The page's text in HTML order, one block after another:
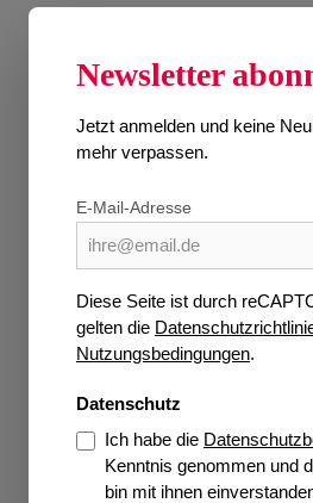
Romane
Tiere
Wissen
Jetzt vorbestellen
Newsletter
Jetzt anmelden und keine
mehr verpassen.
E-Mail-Adresse
Diese Seite ist durch
gelten die
Nutzungsbedingungen.
Datenschutz
Ich habe die
Kenntnis genommen und
bin mit ihnen